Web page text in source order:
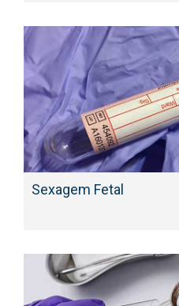
Sexagem Fetal